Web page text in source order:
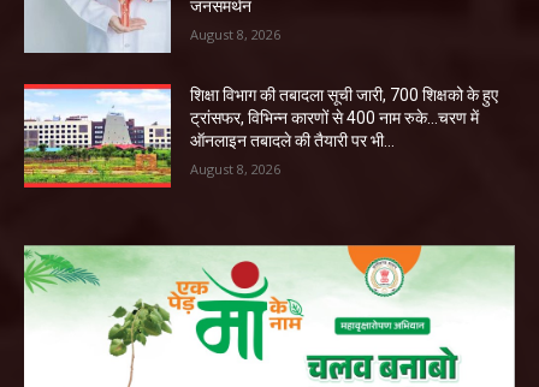
जनसमर्थन
August 8, 2026
शिक्षा विभाग की तबादला सूची जारी, 700 शिक्षको के हुए
ट्रांसफर, विभिन्न कारणों से 400 नाम रुके…चरण में
ऑनलाइन तबादले की तैयारी पर भी...
August 8, 2026